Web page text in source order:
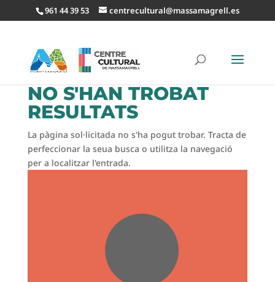
961 44 39 53 centrecultural@massamagrell.es
NO S'HAN TROBAT
RESULTATS
La pàgina sol·licitada no s'ha pogut trobar. Tracta de
perfeccionar la seua busca o utilitza la navegació
per a localitzar l'entrada.